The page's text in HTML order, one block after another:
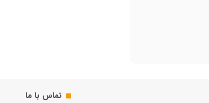
تماس با ما